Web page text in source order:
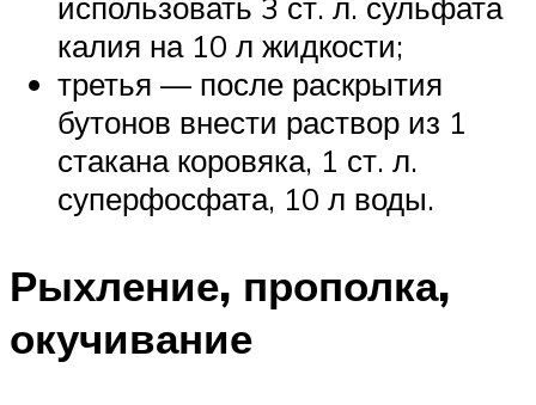
калия на 10 л жидкости;
третья — после раскрытия
бутонов внести раствор из 1
стакана коровяка, 1 ст. л.
суперфосфата, 10 л воды.
Рыхление, прополка,
окучивание